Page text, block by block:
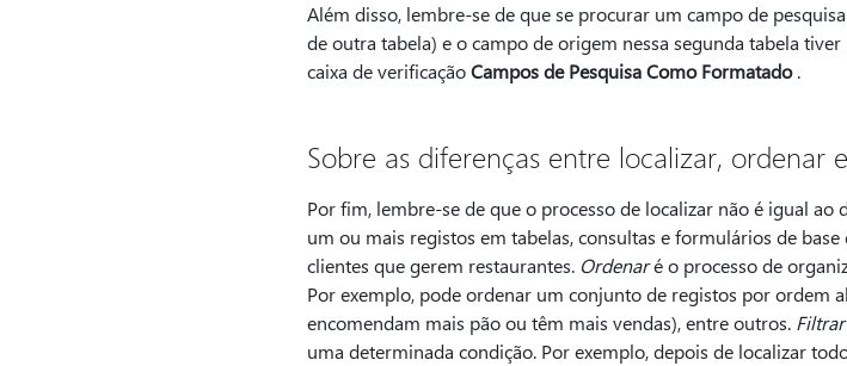
Além disso, lembre-se de que se procurar um campo de
de outra tabela) e o campo de origem nessa segunda tabela
caixa de verificaçãoCampos de Pesquisa Como Formatado.
Sobre as diferenças entre localizar, ordenar
Por fim, lembre-se de que o processo de localizar não é igual ao
um ou mais registos em tabelas, consultas e formulários de
clientes que gerem restaurantes. Ordenaré o processo de
Por exemplo, pode ordenar um conjunto de registos por ordem
encomendam mais pão ou têm mais vendas), entre outros. Filtrar
uma determinada condição. Por exemplo, depois de localizar